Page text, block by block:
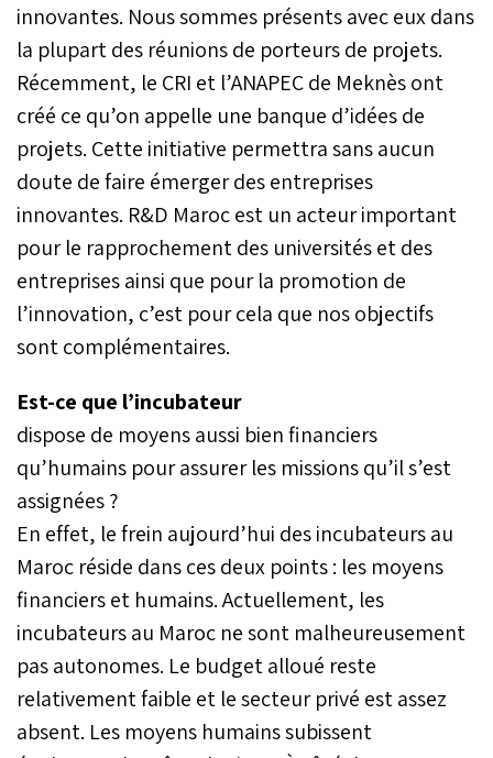
innovantes. Nous sommes présents avec eux dans
la plupart des réunions de porteurs de projets.
Récemment, le CRI et l’ANAPEC de Meknès ont
créé ce qu’on appelle une banque d’idées de
projets. Cette initiative permettra sans aucun
doute de faire émerger des entreprises
innovantes. R&D Maroc est un acteur important
pour le rapprochement des universités et des
entreprises ainsi que pour la promotion de
l’innovation, c’est pour cela que nos objectifs
sont complémentaires.
Est-ce que l’incubateur
dispose de moyens aussi bien financiers
qu’humains pour assurer les missions qu’il s’est
assignées ?
En effet, le frein aujourd’hui des incubateurs au
Maroc réside dans ces deux points : les moyens
financiers et humains. Actuellement, les
incubateurs au Maroc ne sont malheureusement
pas autonomes. Le budget alloué reste
relativement faible et le secteur privé est assez
absent. Les moyens humains subissent